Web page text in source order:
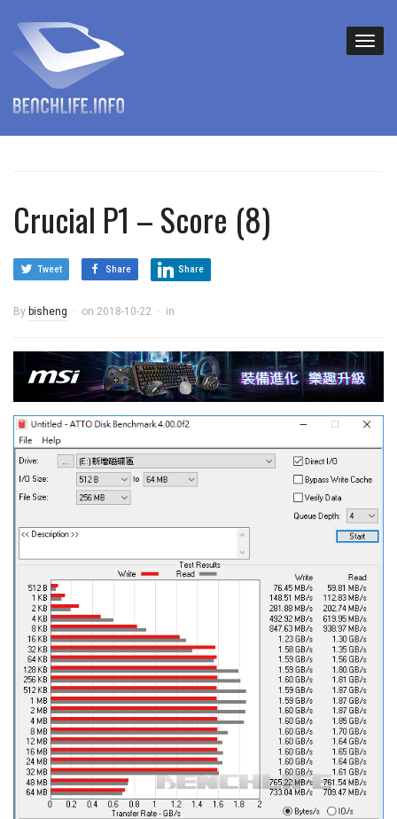
Crucial P1 – Score (8)
Tweet Share Share
By bisheng on 2018-10-22 in